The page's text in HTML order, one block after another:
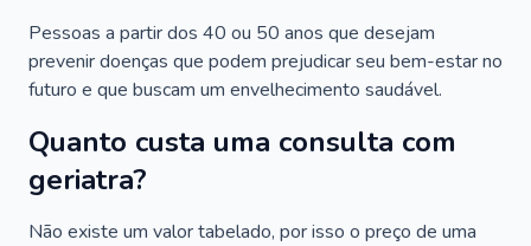
Pessoas a partir dos 40 ou 50 anos que desejam
prevenir doenças que podem prejudicar seu bem-estar no
futuro e que buscam um envelhecimento saudável.
Quanto custa uma consulta com
geriatra?
Não existe um valor tabelado, por isso o preço de uma